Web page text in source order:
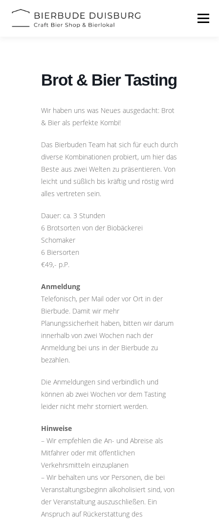
Inhalt
Menü
Brot & Bier Tasting
Wir haben uns was Neues ausgedacht: Brot
& Bier als perfekte Kombi!
Das Bierbuden Team hat sich für euch durch
diverse Kombinationen probiert, um hier das
Beste aus zwei Welten zu präsentieren. Von
leicht und süßlich bis kräftig und röstig wird
alles vertreten sein.
Dauer: ca. 3 Stunden
6 Brotsorten von der Biobäckerei
Schomaker
6 Biersorten
€49,- p.P.
Anmeldung
Telefonisch, per Mail oder vor Ort in der
Bierbude. Damit wir mehr
Planungssicherheit haben, bitten wir darum
innerhalb von zwei Wochen nach der
Anmeldung bei uns in der Bierbude zu
bezahlen.
Die Anmeldungen sind verbindlich und
können ab zwei Wochen vor dem Tasting
leider nicht mehr storniert werden.
Hinweise
– Wir empfehlen die An- und Abreise als
Mitfahrer oder mit öffentlichen
Verkehrsmitteln einzuplanen
– Wir behalten uns vor Personen, die bei
Veranstaltungsbeginn alkoholisiert sind, von
der Veranstaltung auszuschließen. Ein
Anspruch auf Rückerstattung des